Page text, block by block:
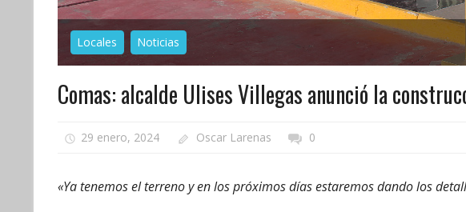
Locales Noticias
Comas: alcalde Ulises Villegas anunció la
29 enero, 2024 Oscar Larenas 0
«Ya tenemos el terreno y en los próximos días estaremos dando los